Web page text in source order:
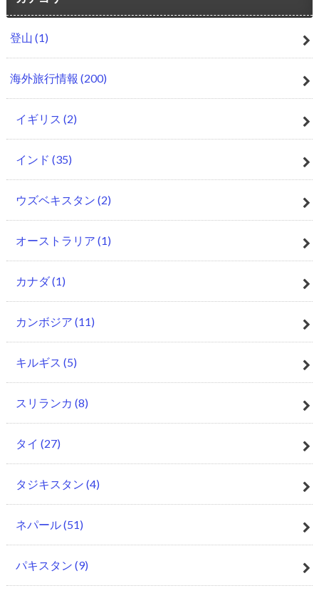
登山 (1)
海外旅行情報 (200)
イギリス (2)
インド (35)
ウズベキスタン (2)
オーストラリア (1)
カナダ(1)
カンボジア (11)
キルギス (5)
スリランカ (8)
タイ (27)
タジキスタン (4)
ネパール(51)
パキスタン (9)